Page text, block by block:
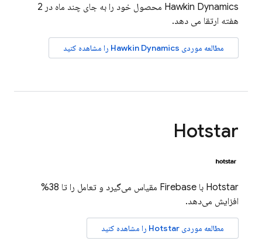
Hawkin Dynamics محصول خود را به جای چند ماه در 2
هفته ارتقا می دهد.
مطالعه موردی Hawkin Dynamics را مشاهده کنید
Hotstar
Hotstar با Firebase مقیاس می‌گیرد و تعامل را تا 38%
افزایش می‌دهد.
مطالعه موردی Hotstar را مشاهده کنید